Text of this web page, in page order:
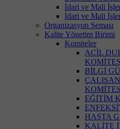
İdari ve Mali
İdari ve Mali İşler
Organizasyon Şeması
Kalite Yönetim Birimi
Komiteler
ACİL
BİLGİ
EĞİTİM
HASTA
KALİTE